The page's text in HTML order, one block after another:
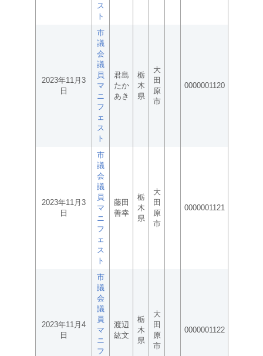
ス
ト
2023年11月3
日
市
議
会
議
員
マ
ニ
フ
ェ
ス
ト
君島
たか
あき
栃
木
県
大
田
原
市
0000001120
2023年11月3
日
市
議
会
議
員
マ
ニ
フ
ェ
ス
ト
藤田
善幸
栃
木
県
大
田
原
市
0000001121
2023年11月4
日
市
議
会
議
員
マ
ニ
フ
渡辺
紘文
栃
木
県
大
田
原
市
0000001122